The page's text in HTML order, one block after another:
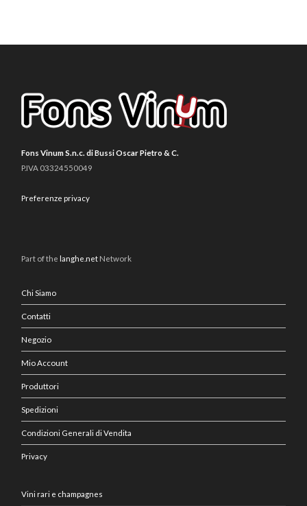
Fons Vinum S.n.c. di Bussi Oscar Pietro & C.
P.IVA 03324550049
Preferenze privacy
Part of thelanghe.net Network
Chi Siamo
Contatti
Negozio
Mio Account
Produttori
Spedizioni
Condizioni Generali di Vendita
Privacy
Vini rari e champagnes